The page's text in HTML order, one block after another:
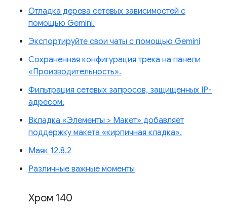
Отладка дерева сетевых зависимостей с
помощью Gemini.
Экспортируйте свои чаты с помощью Gemini
Сохраненная конфигурация трека на панели
«Производительность».
Фильтрация сетевых запросов, защищенных IP-
адресом.
Вкладка «Элементы > Макет» добавляет
поддержку макета «кирпичная кладка».
Маяк 12.8.2
Различные важные моменты
Хром 140